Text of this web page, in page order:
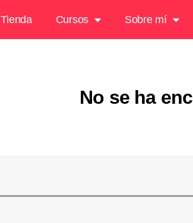
Tienda Cursos Sobre mí
No se ha